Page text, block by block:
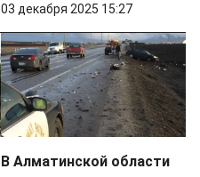
03 декабря 2025 15:27
В Алматинской области